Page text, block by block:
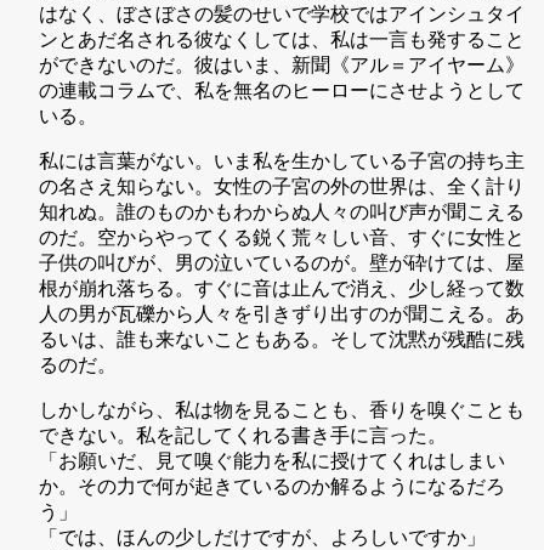
はなく、ぼさぼさの髪のせいで学校ではアインシュタイ
ンとあだ名される彼なくしては、私は一言も発すること
ができないのだ。彼はいま、新聞《アル＝アイヤーム》
の連載コラムで、私を無名のヒーローにさせようとして
いる。
私には言葉がない。いま私を生かしている子宮の持ち主
の名さえ知らない。女性の子宮の外の世界は、全く計り
知れぬ。誰のものかもわからぬ人々の叫び声が聞こえる
のだ。空からやってくる鋭く荒々しい音、すぐに女性と
子供の叫びが、男の泣いているのが。壁が砕けては、屋
根が崩れ落ちる。すぐに音は止んで消え、少し経って数
人の男が瓦礫から人々を引きずり出すのが聞こえる。あ
るいは、誰も来ないこともある。そして沈黙が残酷に残
るのだ。
しかしながら、私は物を見ることも、香りを嗅ぐことも
できない。私を記してくれる書き手に言った。
「お願いだ、見て嗅ぐ能力を私に授けてくれはしまい
か。その力で何が起きているのか解るようになるだろ
う」
「では、ほんの少しだけですが、よろしいですか」